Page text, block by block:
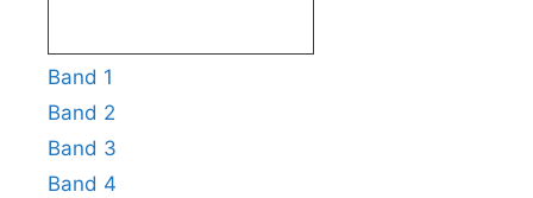
Band 1
Band 2
Band 3
Band 4